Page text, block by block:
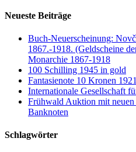
Neueste Beiträge
Buch-Neuerscheinung:
1867.-1918. (Geldscheine
Monarchie 1867-1918
100 Schilling 1945 in gold
Fantasienote 10 Kronen
Internationale Gesellschaft
Frühwald Auktion mit
Banknoten
Schlagwörter